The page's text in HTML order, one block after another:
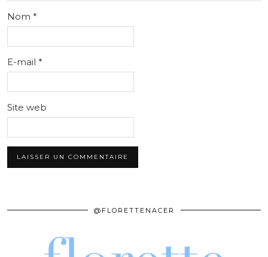
Nom *
E-mail *
Site web
@FLORETTENACER